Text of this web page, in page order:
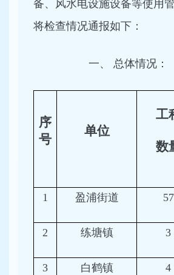
备、风水电设施设备等使用
将检查情况通报如下：
一、 总体情况：
序
号
单位
工
数
1 盈浦街道 57
2 练塘镇 3
3 白鹤镇 4